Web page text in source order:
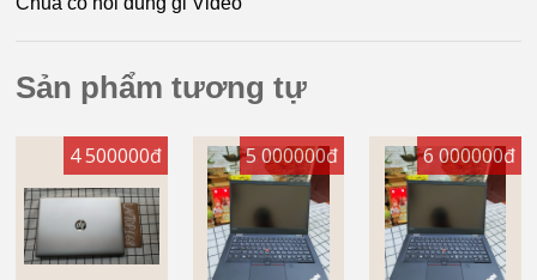
Sản phẩm tương tự
4 500000đ 5 000000đ 6 000000đ